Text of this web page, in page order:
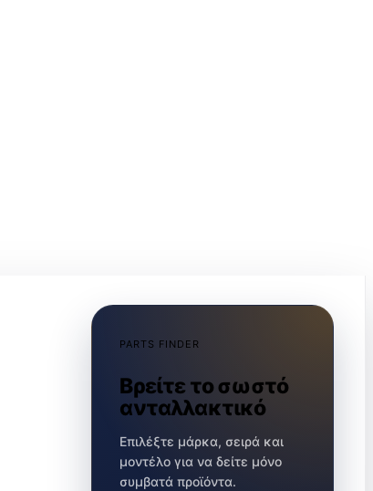
PARTS FINDER
Βρείτε το σωστό
ανταλλακτικό
Επιλέξτε μάρκα, σειρά και
μοντέλο για να δείτε μόνο
συμβατά προϊόντα.